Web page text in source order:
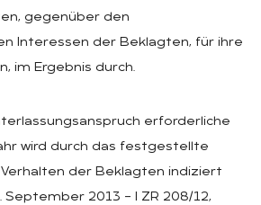
gegenüber den
Interessen der Beklagten, für ihre
im Ergebnis durch.
erforderliche
wird durch das festgestellte
der Beklagten indiziert
September 2013 – I ZR 208/12,